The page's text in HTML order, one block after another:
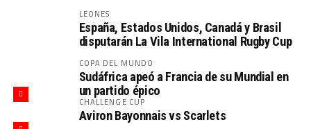
LEONES
España, Estados Unidos, Canadá y Brasil
disputarán La Vila International Rugby Cup
COPA DEL MUNDO
Sudáfrica apeó a Francia de su Mundial en
un partido épico
CHALLENGE CUP
Aviron Bayonnais vs Scarlets